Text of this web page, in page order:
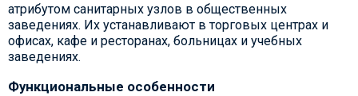
атрибутом санитарных узлов в общественных
заведениях. Их устанавливают в торговых центрах и
офисах, кафе и ресторанах, больницах и учебных
заведениях.
Функциональные особенности